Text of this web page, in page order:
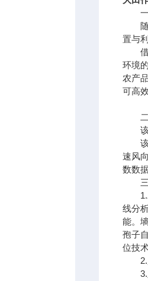
一
随着
置与
借助
环境
农产
可高
二
该系
该系
速风
数数
三
1.农
线分
能。
孢子
位技
2.监
3.虫